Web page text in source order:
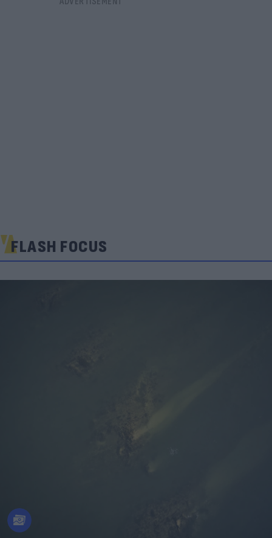
FLASH FOCUS